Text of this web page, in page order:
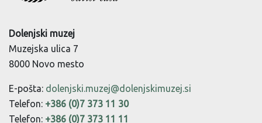
Dolenjski muzej
Muzejska ulica 7
8000 Novo mesto
E-pošta: dolenjski.muzej@dolenjskimuzej.si
Telefon: +386 (0)7 373 11 30
Telefon: +386 (0)7 373 11 11